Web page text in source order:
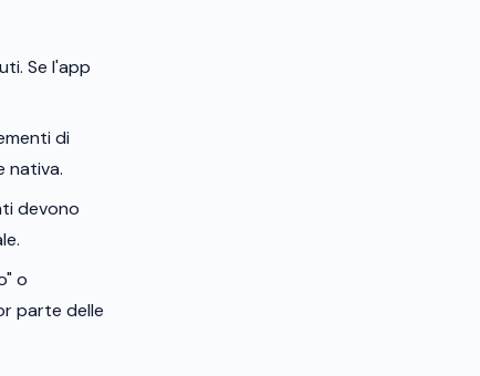
Se l'app
di
nativa.
devono
o
parte delle